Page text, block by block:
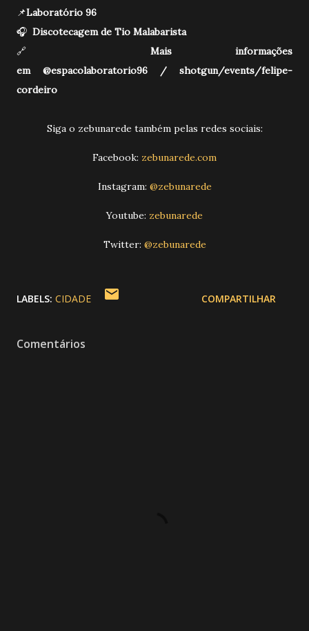
📌Laboratório 96
🎧 Discotecagem de Tio Malabarista
🔗 Mais informações
em @espacolaboratorio96 / shotgun/events/felipe-
cordeiro
Siga o zebunarede também pelas redes sociais:
Facebook: zebunarede.com
Instagram: @zebunarede
Youtube: zebunarede
Twitter: @zebunarede
LABELS: CIDADE COMPARTILHAR
Comentários